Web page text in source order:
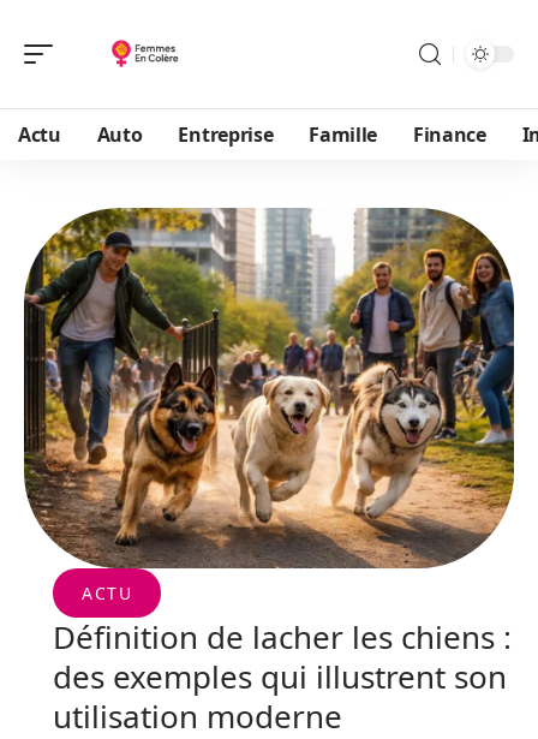
Actu Auto Entreprise Famille Finance
ACTU
Définition de lacher les chiens :
des exemples qui illustrent son
utilisation moderne